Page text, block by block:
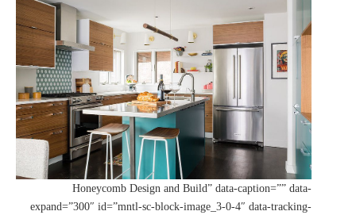
Honeycomb Design and Build” data-caption=”” data-
expand=”300″ id=”mntl-sc-block-image_3-0-4″ data-tracking-